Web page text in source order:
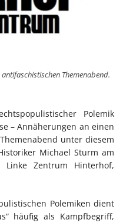
Themenabend.
Polemik
– Annäherungen an einen
unter diesem
Michael Sturm am
Zentrum Hinterhof,
Polemiken dient
häufig als Kampfbegriff,